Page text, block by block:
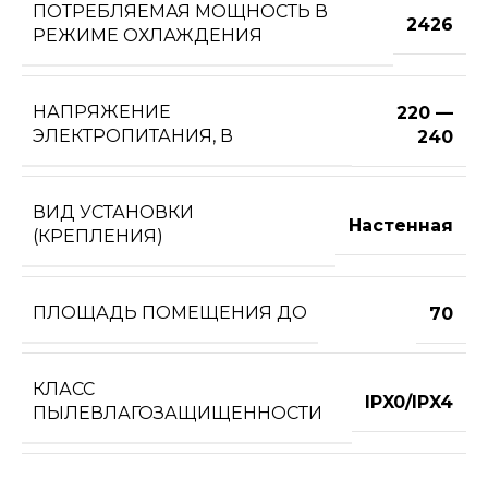
ПОТРЕБЛЯЕМАЯ МОЩНОСТЬ В
РЕЖИМЕ ОХЛАЖДЕНИЯ
2426
НАПРЯЖЕНИЕ
ЭЛЕКТРОПИТАНИЯ, В
220 —
240
ВИД УСТАНОВКИ
(КРЕПЛЕНИЯ)
Настенная
ПЛОЩАДЬ ПОМЕЩЕНИЯ ДО 70
КЛАСС
ПЫЛЕВЛАГОЗАЩИЩЕННОСТИ
IPX0/IPX4